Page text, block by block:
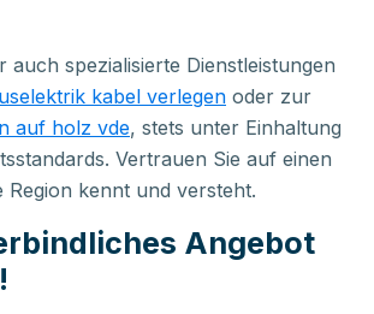
auch spezialisierte Dienstleistungen
kabel verlegen oder zur
auf holz vde, stets unter Einhaltung
Vertrauen Sie auf einen
kennt und versteht.
Angebot